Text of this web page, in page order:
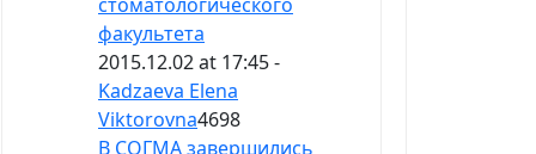
факультета
2015.12.02 at 17:45 -
Kadzaeva Elena
Viktorovna4698
В СОГМА завершились